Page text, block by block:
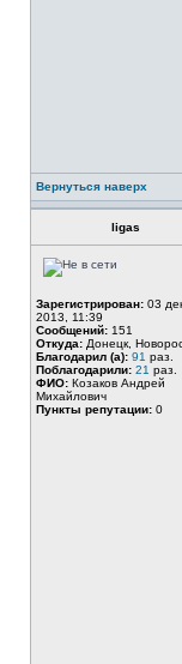
Вернуться наверх
ligas
Зарегистрирован: 03
2013, 11:39
Сообщений: 151
Откуда: Донецк,
Благодарил (а): 91 раз.
Поблагодарили: 21 раз.
ФИО: Козаков Андрей
Михайлович
Пункты репутации: 0